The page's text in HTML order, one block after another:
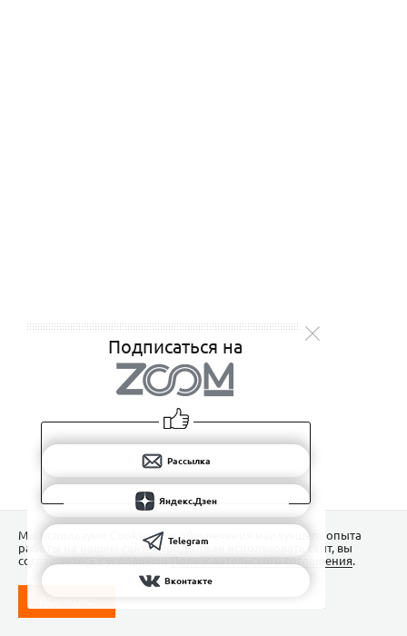
Подписаться на
Рассылка
Яндекс.Дзен
Telegram
Вконтакте
Мы используем Сookies для обеспечения наилучшего опыта
работы на нашем сайте. Продолжая использовать сайт, вы
соглашаетесь с условиямиПользовательского соглашения.
ПОНЯТНО